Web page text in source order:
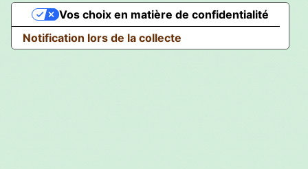
Notification lors de la collecte
Vos choix en matière de confidentialité